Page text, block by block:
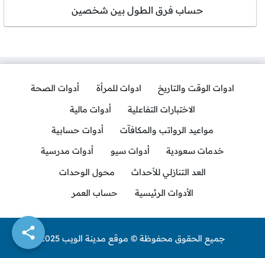
حساب فرق الطول بين شخصين
ادوات الوقت والتاريخ ادوات للمرأة
أدوات الصحة
الاختبارات التفاعلية
أدوات مالية
مواعيد الرواتب والمكافآت
أدوات حسابية
خدمات سعودية
أدوات سيو
أدوات مدرسية
العد التنازلي للأحداث
محول الوحدات
الأدوات الرئيسية
حساب العمر
جميع الحقوق محفوظة © موقع مدينة الويب 2025